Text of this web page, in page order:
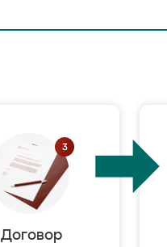
Договор